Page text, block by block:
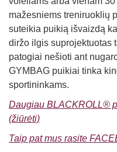
mažesniems treniruoklių
suteikia puikią išvaizdą
diržo ilgis suprojektuotas
patogiai nešioti ant
GYMBAG puikiai tinka
sportininkams.
Daugiau BLACKROLL®
(žiūrėti)
Taip pat mus rasite